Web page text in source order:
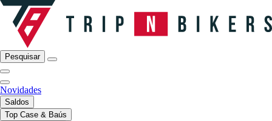
Pesquisar
Novidades
Saldos
Top Case & Baús